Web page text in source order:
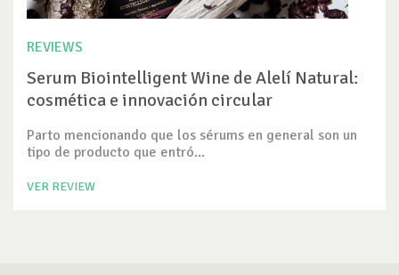
REVIEWS
Serum Biointelligent Wine de Alelí Natural:
cosmética e innovación circular
Parto mencionando que los sérums en general son un
tipo de producto que entró...
VER REVIEW